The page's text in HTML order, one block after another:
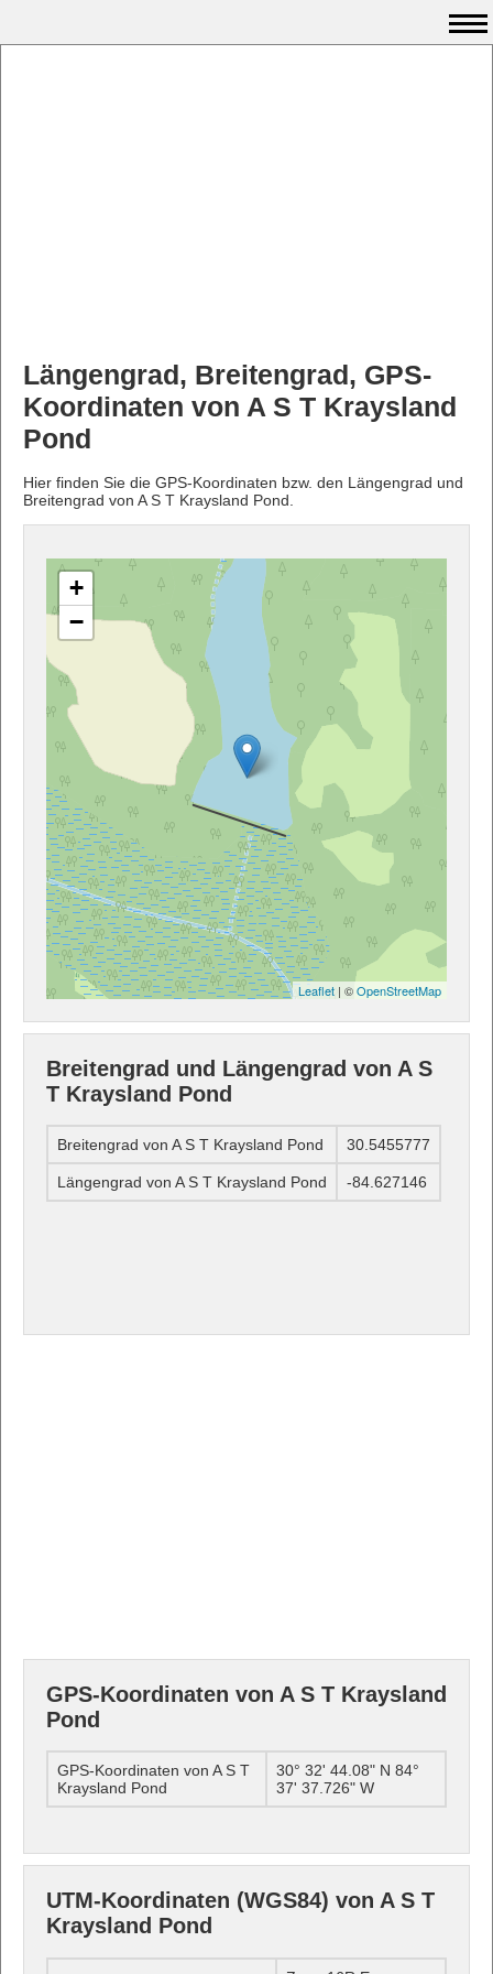
Längengrad, Breitengrad, GPS-
Koordinaten von A S T Kraysland
Pond
Hier finden Sie die GPS-Koordinaten bzw. den Längengrad und
Breitengrad von A S T Kraysland Pond.
+
−
Leaflet | ©OpenStreetMap
Breitengrad und Längengrad von A S
T Kraysland Pond
Breitengrad von A S T Kraysland Pond 30.5455777
Längengrad von A S T Kraysland Pond -84.627146
GPS-Koordinaten von A S T Kraysland
Pond
GPS-Koordinaten von A S T
Kraysland Pond
30° 32' 44.08" N 84°
37' 37.726" W
UTM-Koordinaten (WGS84) von A S T
Kraysland Pond